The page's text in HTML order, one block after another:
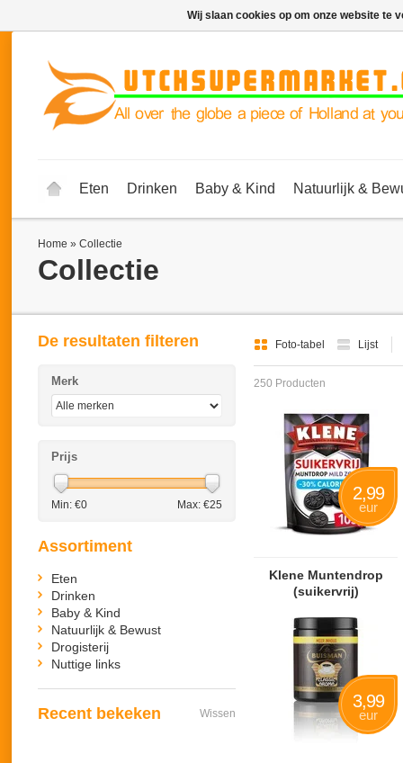
Eten Drinken Baby & Kind Natuurlijk &
Home » Collectie
Collectie
Foto-tabel Lijst
250 Producten
2,99
eur
Klene Muntendrop
(suikervrij)
3,99
eur
De resultaten filteren
Merk
Prijs
Min: €0 Max: €25
Assortiment
Eten
Drinken
Baby & Kind
Natuurlijk & Bewust
Drogisterij
Nuttige links
Recent bekeken Wissen
Wij slaan cookies op om onze website te